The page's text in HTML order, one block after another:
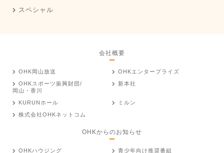
スペシャル
会社概要
OHK岡山放送
OHKエンタープライズ
OHKスポーツ振興財団/
岡山・香川
新本社
KURUNホール
ミルン
株式会社OHKネットコム
OHKからのお知らせ
OHKハウジング
青少年向け推奨番組